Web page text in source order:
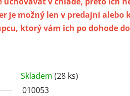
je možný len v predajni
ktorý vám ich po dohode
Skladem (28 ks)
010053